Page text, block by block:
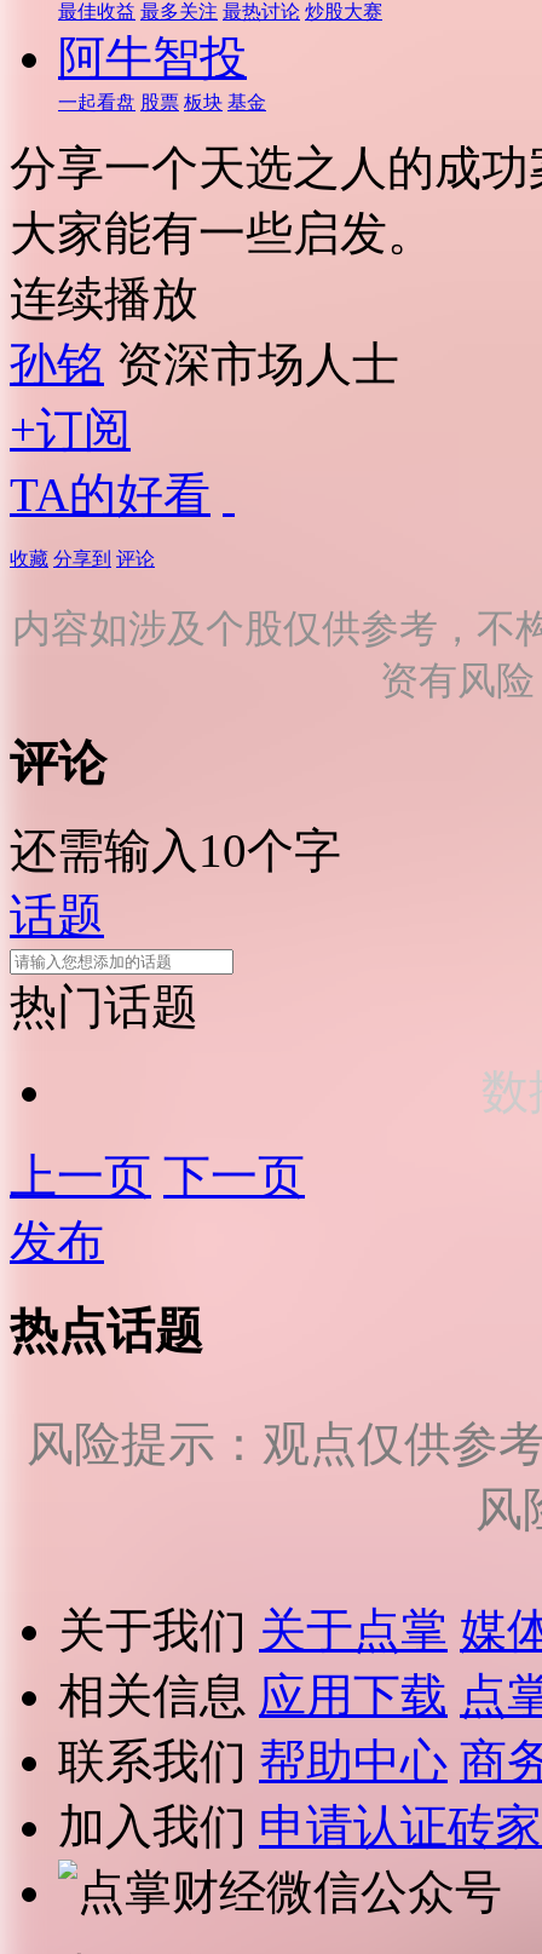
最佳收益 最多关注 最热讨论 炒股大赛
阿牛智投
一起看盘 股票 板块 基金
分享一个天选之人的成
大家能有一些启发。
连续播放
孙铭 资深市场人士
+订阅
TA的好看
收藏 分享到 评论
内容如涉及个股仅供参考，不
资有风
评论
还需输入10个字
话题
热门话题
数
上一页 下一页
发布
热点话题
风险提示：观点仅供参
风
关于我们 关于点掌 媒
相关信息 应用下载 点
联系我们 帮助中心 商
加入我们 申请认证砖家